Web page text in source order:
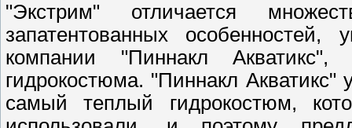
"Экстрим" отличается
запатентованных особенностей,
компании "Пиннакл
гидрокостюма. "Пиннакл Акватикс"
самый теплый гидрокостюм,